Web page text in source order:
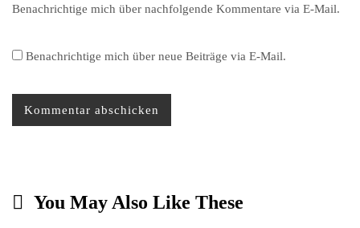
Benachrichtige mich über nachfolgende Kommentare via E-Mail.
Benachrichtige mich über neue Beiträge via E-Mail.
You May Also Like These